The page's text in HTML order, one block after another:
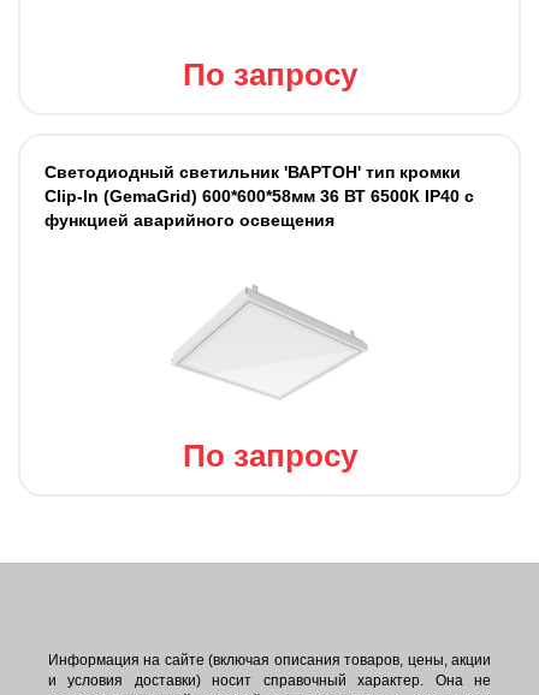
По запросу
Светодиодный светильник 'ВАРТОН' тип кромки
Clip-In (GemaGrid) 600*600*58мм 36 ВТ 6500К IP40 с
функцией аварийного освещения
По запросу
Информация на сайте (включая описания товаров, цены, акции
и условия доставки) носит справочный характер. Она не